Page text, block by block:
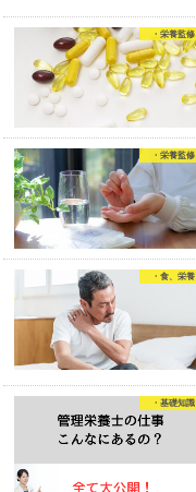
・栄養監修
・栄養監修
・食、栄養
・基礎知識